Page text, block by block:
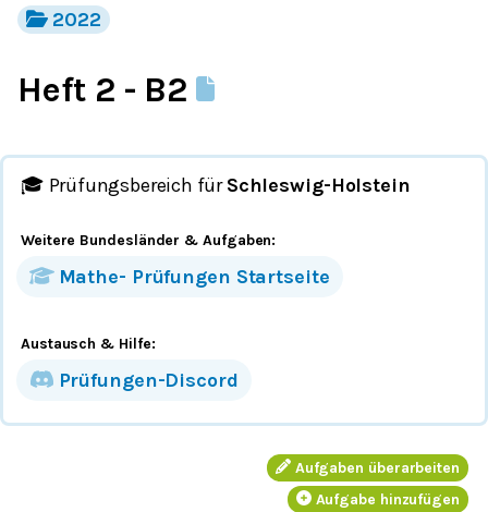
2022
Heft 2 - B2
🎓 Prüfungsbereich für Schleswig-Holstein
Weitere Bundesländer & Aufgaben:
Mathe- Prüfungen Startseite
Austausch & Hilfe:
Prüfungen-Discord
Aufgaben überarbeiten
Aufgabe hinzufügen